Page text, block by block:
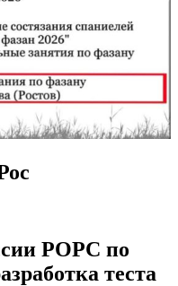
РОРС по
теста